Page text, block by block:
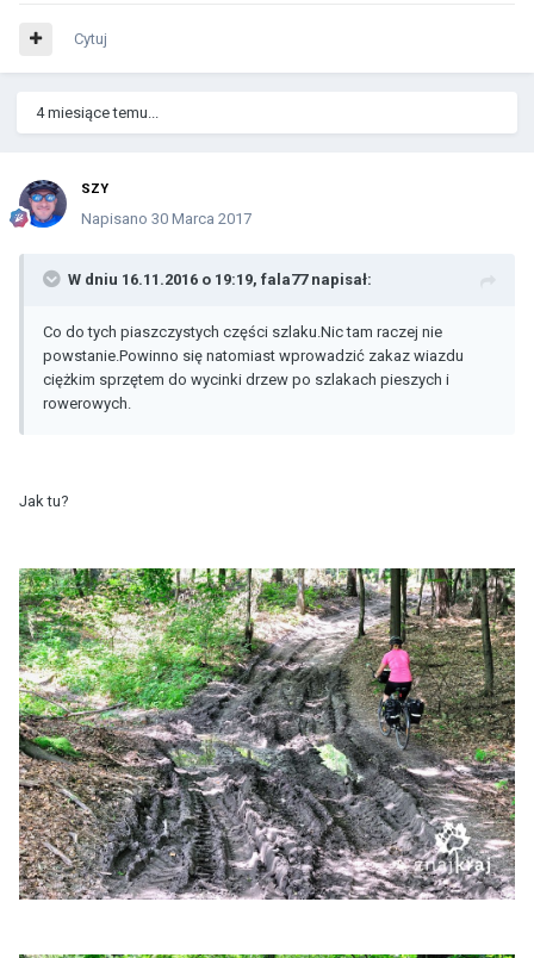
Cytuj
4 miesiące temu...
SZY
Napisano 30 Marca 2017
W dniu 16.11.2016 o 19:19, fala77 napisał:
Co do tych piaszczystych części szlaku.Nic tam raczej nie
powstanie.Powinno się natomiast wprowadzić zakaz wiazdu
ciężkim sprzętem do wycinki drzew po szlakach pieszych i
rowerowych.
Jak tu?